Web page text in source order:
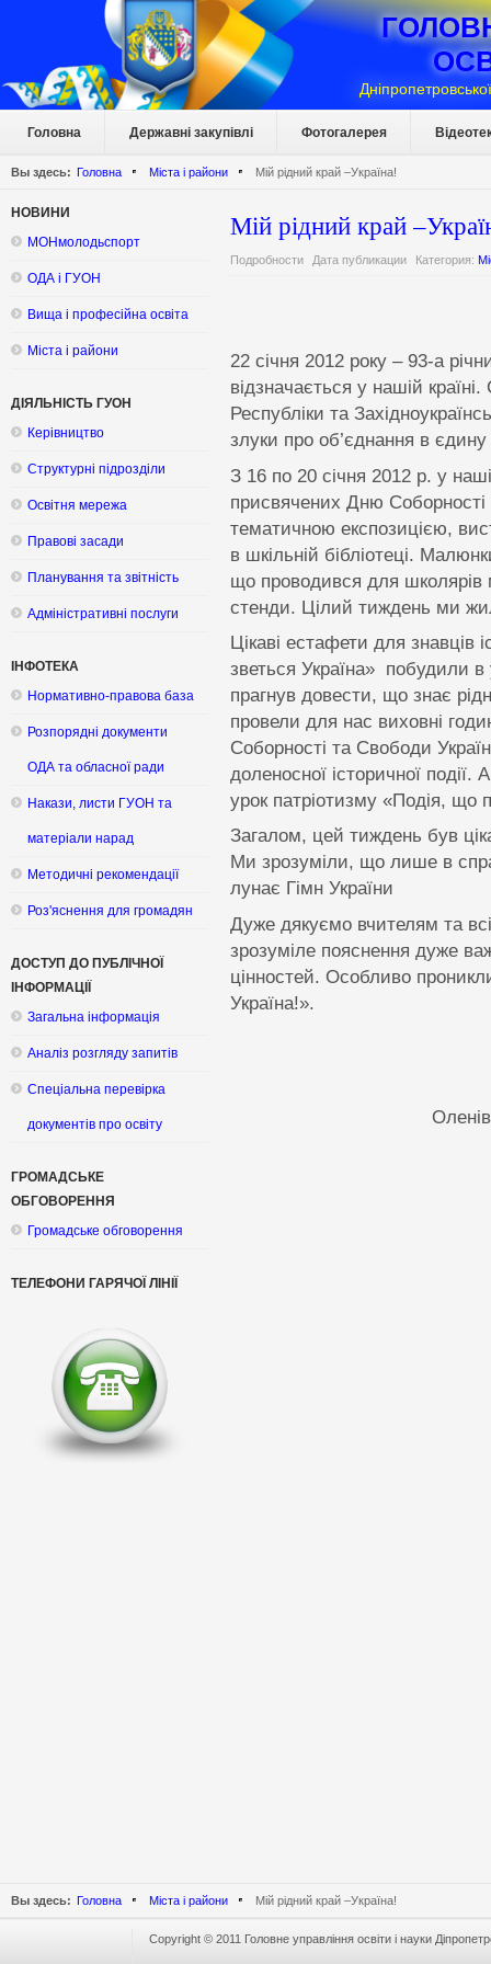
Головна Державні закупівлі Фотогалерея
Вы здесь: Головна Міста і райони Мій рідний край –Україна!
НОВИНИ
МОНмолодьспорт
ОДА і ГУОН
Вища і професійна освіта
Міста і райони
ДІЯЛЬНІСТЬ ГУОН
Керівництво
Структурні підрозділи
Освітня мережа
Правові засади
Планування та звітність
Адміністративні послуги
ІНФОТЕКА
Нормативно-правова база
Розпорядні документи
ОДА та обласної ради
Накази, листи ГУОН та
матеріали нарад
Методичні рекомендації
Роз'яснення для громадян
ДОСТУП ДО ПУБЛІЧНОЇ
ІНФОРМАЦІЇ
Загальна інформація
Аналіз розгляду запитів
Спеціальна перевірка
документів про освіту
ГРОМАДСЬКЕ
ОБГОВОРЕННЯ
Громадське обговорення
ТЕЛЕФОНИ ГАРЯЧОЇ ЛІНІЇ
Мій рідний край
Подробности Дата публикации Категория:
22 січня 2012 року – 93-а
відзначається у нашій
Республіки та
злуки про об’єднання в
З 16 по 20 січня 2012 р. у
присвячених Дню
тематичною експозицією,
в шкільній бібліотеці.
що проводився для школярів
стенди. Цілий тиждень ми
Цікаві естафети для знавців
зветься Україна» побудили в
прагнув довести, що знає
провели для нас виховні
Соборності та Свободи
доленосної історичної
урок патріотизму «Подія, що
Загалом, цей тиждень був
Ми зрозуміли, що лише в
лунає Гімн України
Дуже дякуємо вчителям та
зрозуміле пояснення дуже
цінностей. Особливо
Україна!».
Вы здесь: Головна Міста і райони Мій рідний край –Україна!
Copyright © 2011 Головне управління освіти і науки